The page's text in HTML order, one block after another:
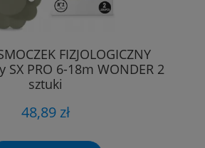
FIZJOLOGICZNY
SX PRO 6-18m WONDER 2
sztuki
48,89 zł